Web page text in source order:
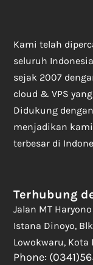
Kami telah
seluruh
sejak 2007
cloud & VPS
Didukung
menjadikan
terbesar di
Terhubung
Jalan MT
Istana Dinoyo,
Lowokwaru, Kota
Phone: